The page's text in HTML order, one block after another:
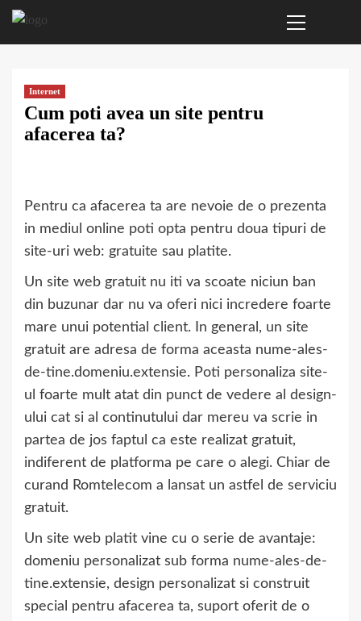
Sari
Menu
Internet
Cum poti avea un site pentru
afacerea ta?
Pentru ca afacerea ta are nevoie de o prezenta
in mediul online poti opta pentru doua tipuri de
site-uri web: gratuite sau platite.
Un site web gratuit nu iti va scoate niciun ban
din buzunar dar nu va oferi nici incredere foarte
mare unui potential client. In general, un site
gratuit are adresa de forma aceasta nume-ales-
de-tine.domeniu.extensie. Poti personaliza site-
ul foarte mult atat din punct de vedere al design-
ului cat si al continutului dar mereu va scrie in
partea de jos faptul ca este realizat gratuit,
indiferent de platforma pe care o alegi. Chiar de
curand Romtelecom a lansat un astfel de serviciu
gratuit.
Un site web platit vine cu o serie de avantaje:
domeniu personalizat sub forma nume-ales-de-
tine.extensie, design personalizat si construit
special pentru afacerea ta, suport oferit de o